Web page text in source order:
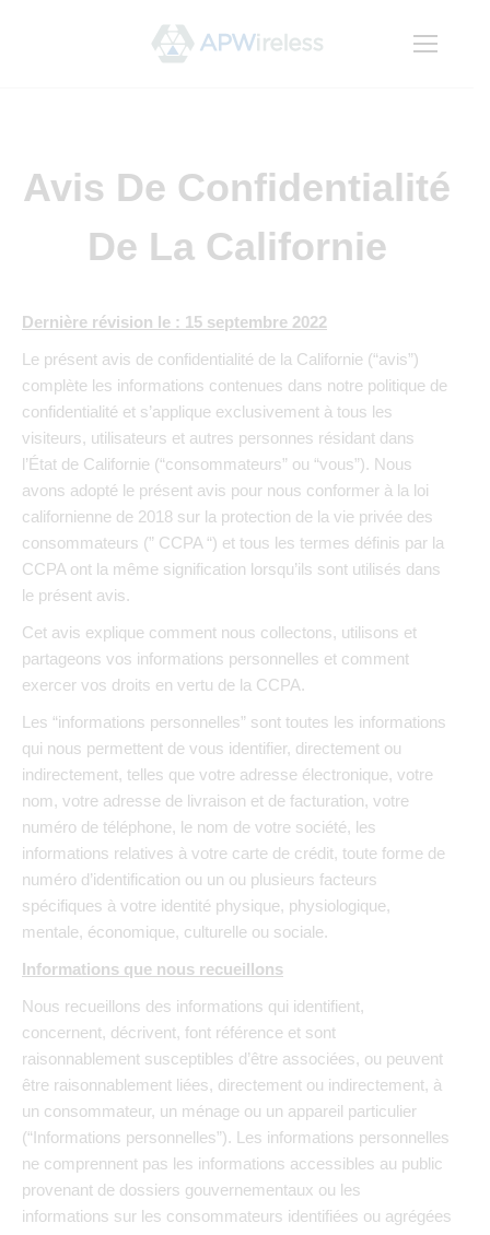
Avis De Confidentialité
De La Californie
Dernière révision le : 15 septembre 2022
Le présent avis de confidentialité de la Californie (“avis”)
complète les informations contenues dans notre politique de
confidentialité et s’applique exclusivement à tous les
visiteurs, utilisateurs et autres personnes résidant dans
l’État de Californie (“consommateurs” ou “vous”). Nous
avons adopté le présent avis pour nous conformer à la loi
californienne de 2018 sur la protection de la vie privée des
consommateurs (” CCPA “) et tous les termes définis par la
CCPA ont la même signification lorsqu’ils sont utilisés dans
le présent avis.
Cet avis explique comment nous collectons, utilisons et
partageons vos informations personnelles et comment
exercer vos droits en vertu de la CCPA.
Les “informations personnelles” sont toutes les informations
qui nous permettent de vous identifier, directement ou
indirectement, telles que votre adresse électronique, votre
nom, votre adresse de livraison et de facturation, votre
numéro de téléphone, le nom de votre société, les
informations relatives à votre carte de crédit, toute forme de
numéro d’identification ou un ou plusieurs facteurs
spécifiques à votre identité physique, physiologique,
mentale, économique, culturelle ou sociale.
Informations que nous recueillons
Nous recueillons des informations qui identifient,
concernent, décrivent, font référence et sont
raisonnablement susceptibles d’être associées, ou peuvent
être raisonnablement liées, directement ou indirectement, à
un consommateur, un ménage ou un appareil particulier
(“Informations personnelles”). Les informations personnelles
ne comprennent pas les informations accessibles au public
provenant de dossiers gouvernementaux ou les
informations sur les consommateurs identifiées ou agrégées